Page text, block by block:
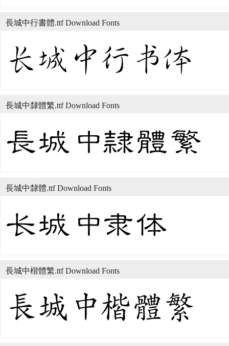
長城中行書體.ttf Download Fonts
長城中隸體繁.ttf Download Fonts
長城中隸體.ttf Download Fonts
長城中楷體繁.ttf Download Fonts